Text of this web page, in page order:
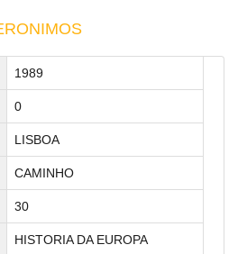
1989
0
LISBOA
CAMINHO
30
HISTORIA DA EUROPA